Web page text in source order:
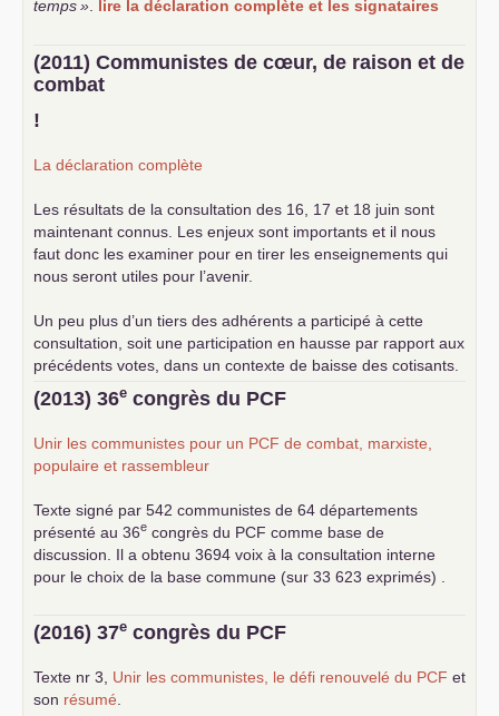
temps» lire la déclaration complète et les signataires
(2011) Communistes de cœur, de raison et de
combat
!
La déclaration complète
Les résultats de la consultation des 16, 17 et 18 juin sont
maintenant connus. Les enjeux sont importants et il nous
faut donc les examiner pour en tirer les enseignements qui
nous seront utiles pour l’avenir.
Un peu plus d’un tiers des adhérents a participé à cette
consultation, soit une participation en hausse par rapport aux
précédents votes, dans un contexte de baisse des cotisants.
... lire la suite
(2013) 36e congrès du PCF
Unir les communistes pour un PCF de combat, marxiste,
populaire et rassembleur
Texte signé par 542 communistes de 64 départements
présenté au 36e congrès du PCF comme base de
discussion. Il a obtenu 3694 voix à la consultation interne
pour le choix de la base commune (sur 33 623 exprimés) .
(2016) 37e congrès du PCF
Texte nr 3, Unir les communistes, le défi renouvelé du PCF et
son résumé